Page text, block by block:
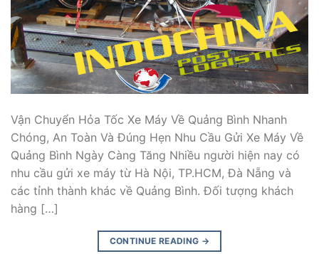
Vận Chuyển Hỏa Tốc Xe Máy Về Quảng Bình Nhanh
Chóng, An Toàn Và Đúng Hẹn Nhu Cầu Gửi Xe Máy Về
Quảng Bình Ngày Càng Tăng Nhiều người hiện nay có
nhu cầu gửi xe máy từ Hà Nội, TP.HCM, Đà Nẵng và
các tỉnh thành khác về Quảng Bình. Đối tượng khách
hàng […]
CONTINUE READING →